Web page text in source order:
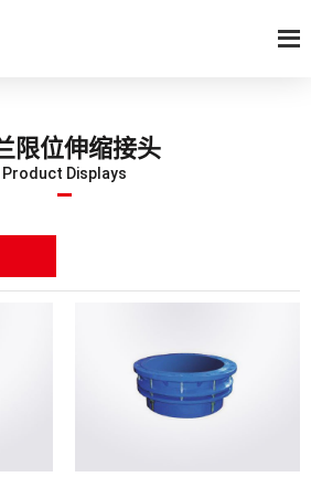
限位伸缩接头
Product Displays